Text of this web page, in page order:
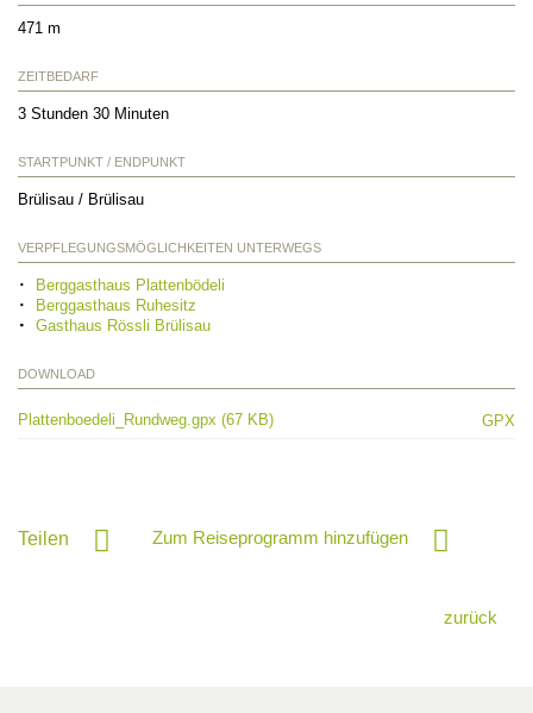
471 m
ZEITBEDARF
3 Stunden 30 Minuten
STARTPUNKT / ENDPUNKT
Brülisau / Brülisau
VERPFLEGUNGSMÖGLICHKEITEN UNTERWEGS
Berggasthaus Plattenbödeli
Berggasthaus Ruhesitz
Gasthaus Rössli Brülisau
DOWNLOAD
Plattenboedeli_Rundweg.gpx (67 KB) GPX
Teilen Zum Reiseprogramm hinzufügen
zurück